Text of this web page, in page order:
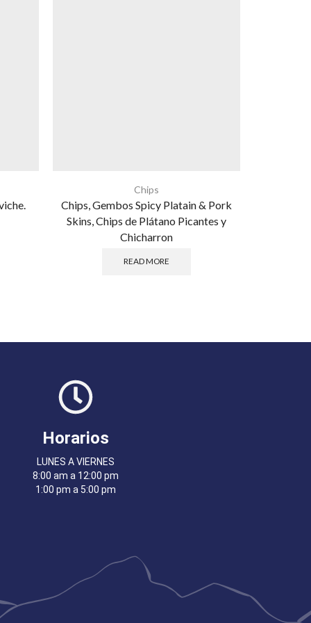
Chips
Chips, Gembos Spicy Platain & Pork
Skins, Chips de Plátano Picantes y
Chicharron
READ MORE
Horarios
LUNES A VIERNES
8:00 am a 12:00 pm
1:00 pm a 5:00 pm